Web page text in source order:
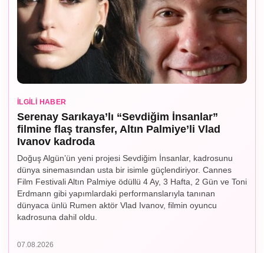
İLGILI HABER
Serenay Sarıkaya’lı “Sevdiğim İnsanlar”
filmine flaş transfer, Altın Palmiye’li Vlad
Ivanov kadroda
Doğuş Algün’ün yeni projesi Sevdiğim İnsanlar, kadrosunu
dünya sinemasından usta bir isimle güçlendiriyor. Cannes
Film Festivali Altın Palmiye ödüllü 4 Ay, 3 Hafta, 2 Gün ve Toni
Erdmann gibi yapımlardaki performanslarıyla tanınan
dünyaca ünlü Rumen aktör Vlad Ivanov, filmin oyuncu
kadrosuna dahil oldu.
07.08.2026